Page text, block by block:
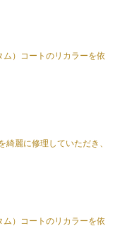
）コートのリカラーを依
綺麗に修理していただき、
）コートのリカラーを依